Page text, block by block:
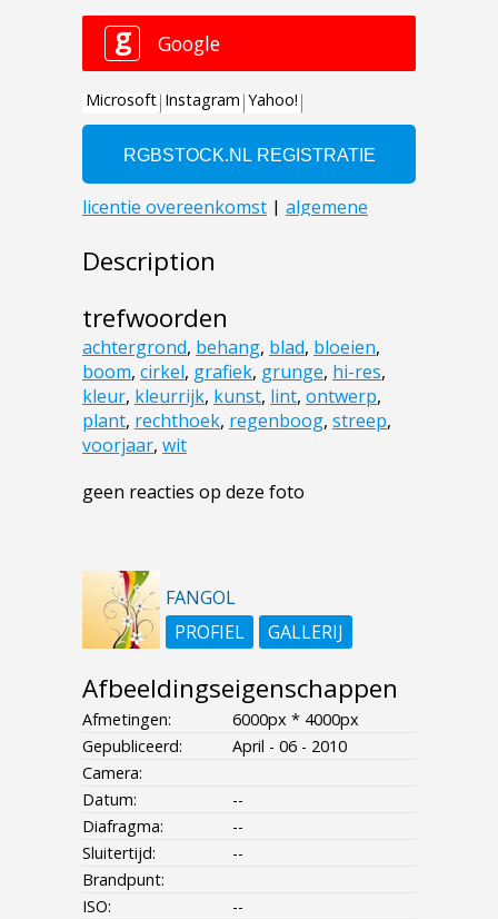
Description
trefwoorden
achtergrond, behang, blad, bloeien,
boom, cirkel, grafiek, grunge, hi-res,
kleur, kleurrijk, kunst, lint, ontwerp,
plant, rechthoek, regenboog, streep,
voorjaar, wit
geen reacties op deze foto
FANGOL
PROFIEL
GALLERIJ
Afbeeldingseigenschappen
Afmetingen:
6000px * 4000px
Gepubliceerd:
April - 06 - 2010
Camera:
Datum:
--
Diafragma:
--
Sluitertijd:
--
Brandpunt:
ISO:
--